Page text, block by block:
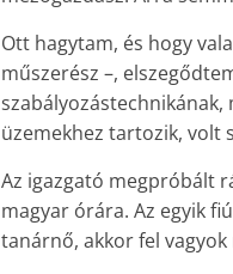
Ott hagytam, és hogy
műszerész –,
üzemekhez tartozik, volt
Az igazgató megpróbált
magyar órára. Az egyik
tanárnő, akkor fel